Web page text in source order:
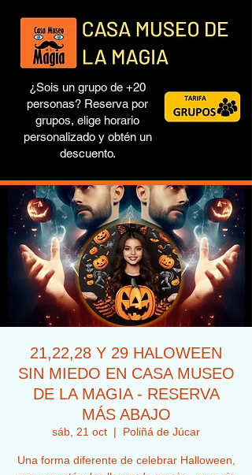
¿Sois un grupo de +20
personas? Reserva por
grupos, elige horario
personalizado y obtén un
descuento.
21,22,28 Y 29 HALOWEEN
SIN MIEDO EN CASA MUSEO
DE LA MAGIA - RESERVA
MÁS ABAJO
sáb, 21 oct
  |
Poliñá de Júcar
Una forma diferente de celebrar Halloween,